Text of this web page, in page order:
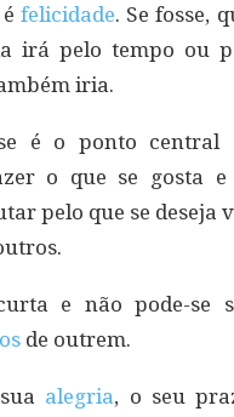
felicidade. Se fosse,
irá pelo tempo ou
iria.
é o ponto central
o que se gosta
pelo que se deseja
e não pode-se
de outrem.
alegria, o seu